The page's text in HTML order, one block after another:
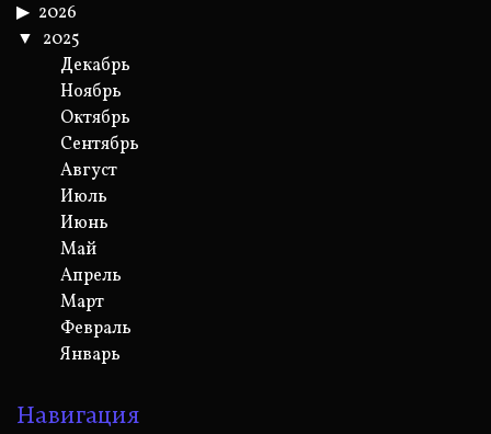
2026
2025
Декабрь
Ноябрь
Октябрь
Сентябрь
Август
Июль
Июнь
Май
Апрель
Март
Февраль
Январь
Навигация